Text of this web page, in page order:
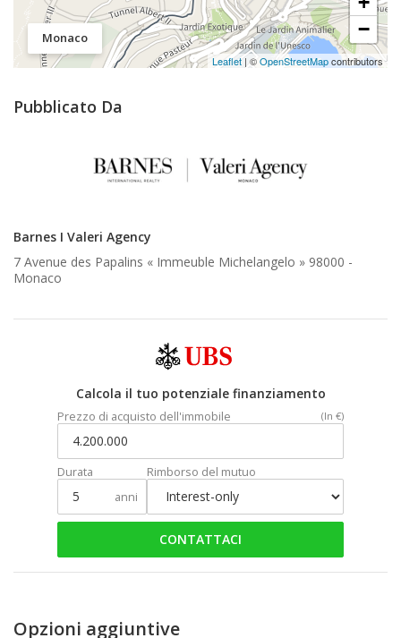
Monaco
−
Leaflet | ©OpenStreetMapcontributors
Pubblicato Da
Barnes I Valeri Agency
7 Avenue des Papalins « Immeuble Michelangelo » 98000 -
Monaco
Calcola il tuo potenziale finanziamento
Prezzo di acquisto dell'immobile (In €)
Durata
anni
Rimborso del mutuo
CONTATTACI
Opzioni aggiuntive